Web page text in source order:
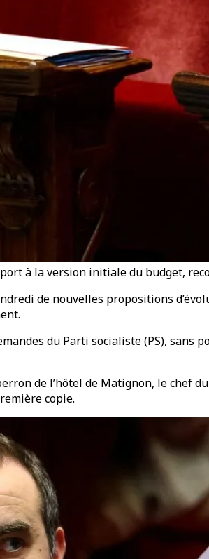
à la version initiale du budget,
de nouvelles propositions
du Parti socialiste (PS), sans
de l’hôtel de Matignon, le
copie.